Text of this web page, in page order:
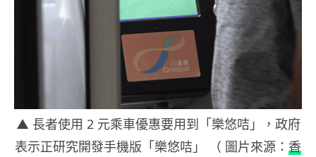
▲ 長者使用 2 元乘車優惠要用到「樂悠咭」，政府
表示正研究開發手機版「樂悠咭」 （ 圖片來源： 香